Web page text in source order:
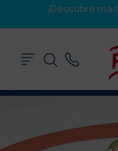
¡Descubre más